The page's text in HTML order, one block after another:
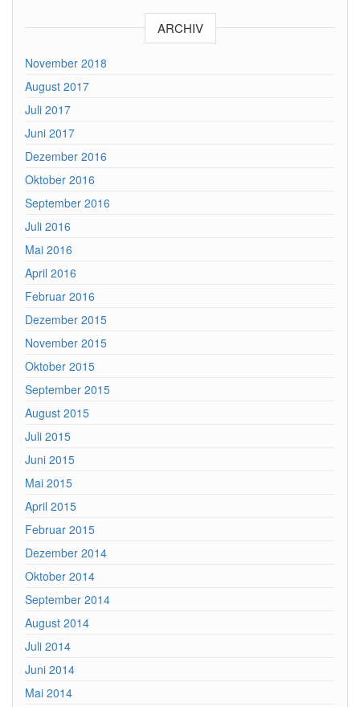
ARCHIV
November 2018
August 2017
Juli 2017
Juni 2017
Dezember 2016
Oktober 2016
September 2016
Juli 2016
Mai 2016
April 2016
Februar 2016
Dezember 2015
November 2015
Oktober 2015
September 2015
August 2015
Juli 2015
Juni 2015
Mai 2015
April 2015
Februar 2015
Dezember 2014
Oktober 2014
September 2014
August 2014
Juli 2014
Juni 2014
Mai 2014